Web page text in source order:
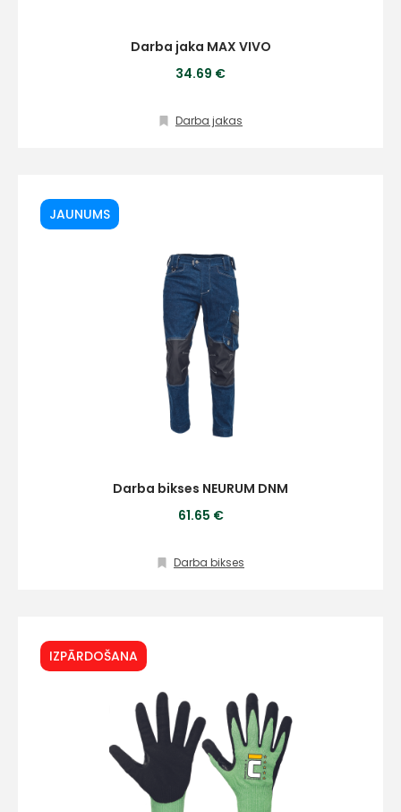
Darba jaka MAX VIVO
34.69 €
Darba jakas
JAUNUMS
Darba bikses NEURUM DNM
61.65 €
Darba bikses
IZPĀRDOŠANA